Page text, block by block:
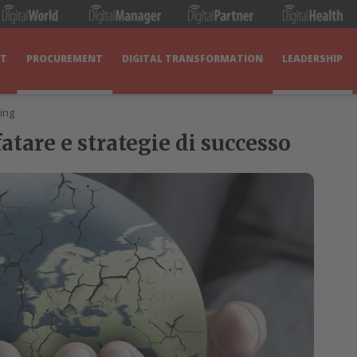
PROCUREMENT DIGITAL TRANSFORMATION LEADERSHIP
e strategie di successo